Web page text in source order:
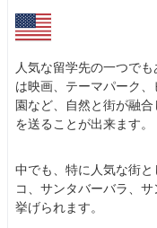
人気な留学先の一つで
は映画、テーマパーク
園など、自然と街が融
を送ることが出来ます。
中でも、特に人気な街
コ、サンタバーバラ、
挙げられます。